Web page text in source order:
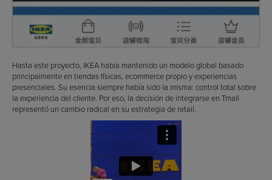
Hasta este proyecto, IKEA había mantenido un modelo global basado
principalmente en tiendas físicas, ecommerce propio y experiencias
presenciales. Su esencia siempre había sido la misma: control total sobre
la experiencia del cliente. Por eso, la decisión de integrarse en Tmall
representó un cambio radical en su estrategia de retail.